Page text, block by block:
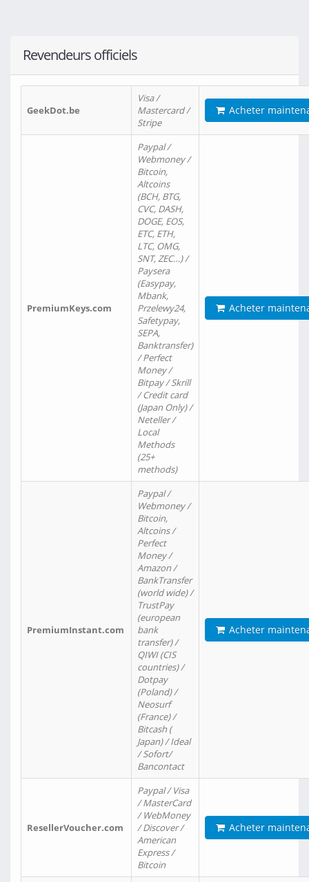
Revendeurs officiels
GeekDot.be
Visa /
Mastercard /
Stripe
Acheter
PremiumKeys.com
Paypal /
Webmoney /
Bitcoin,
Altcoins
(BCH, BTG,
CVC, DASH,
DOGE, EOS,
ETC, ETH,
LTC, OMG,
SNT, ZEC…) /
Paysera
(Easypay,
Mbank,
Przelewy24,
Safetypay,
SEPA,
Banktransfer)
/ Perfect
Money /
Bitpay / Skrill
/ Credit card
(Japan Only) /
Neteller /
Local
Methods
(25+
methods)
Acheter
PremiumInstant.com
Paypal /
Webmoney /
Bitcoin,
Altcoins /
Perfect
Money /
Amazon /
BankTransfer
(world wide) /
TrustPay
(european
bank
transfer) /
QIWI (CIS
countries) /
Dotpay
(Poland) /
Neosurf
(France) /
Bitcash (
Japan) / Ideal
/ Sofort/
Bancontact
Acheter
ResellerVoucher.com
Paypal / Visa
/ MasterCard
/ WebMoney
/ Discover /
American
Express /
Bitcoin
Acheter